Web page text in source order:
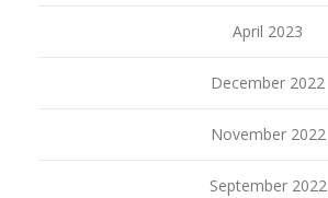
April 2023
December 2022
November 2022
September 2022